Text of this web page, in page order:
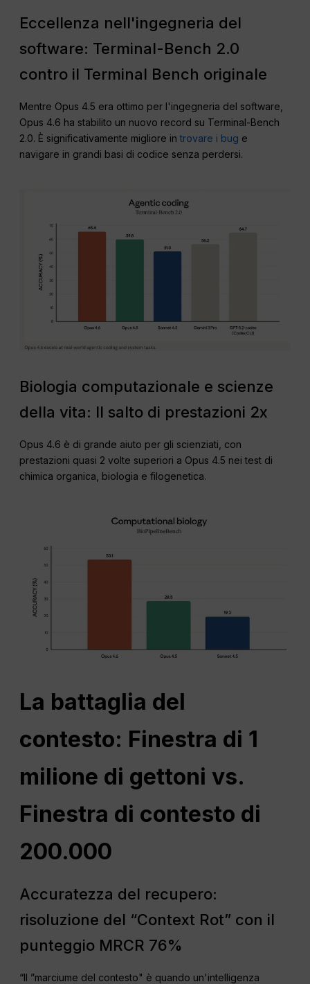
Eccellenza nell'ingegneria del
software: Terminal-Bench 2.0
contro il Terminal Bench originale
Mentre Opus 4.5 era ottimo per l'ingegneria del software,
Opus 4.6 ha stabilito un nuovo record su Terminal-Bench
2.0. È significativamente migliore introvare i bug e
navigare in grandi basi di codice senza perdersi.
Biologia computazionale e scienze
della vita: Il salto di prestazioni 2x
Opus 4.6 è di grande aiuto per gli scienziati, con
prestazioni quasi 2 volte superiori a Opus 4.5 nei test di
chimica organica, biologia e filogenetica.
La battaglia del
contesto: Finestra di 1
milione di gettoni vs.
Finestra di contesto di
200.000
Accuratezza del recupero:
risoluzione del “Context Rot” con il
punteggio MRCR 76%
“Il ”marciume del contesto" è quando un'intelligenza